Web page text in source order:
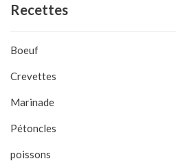
Recettes
Boeuf
Crevettes
Marinade
Pétoncles
poissons